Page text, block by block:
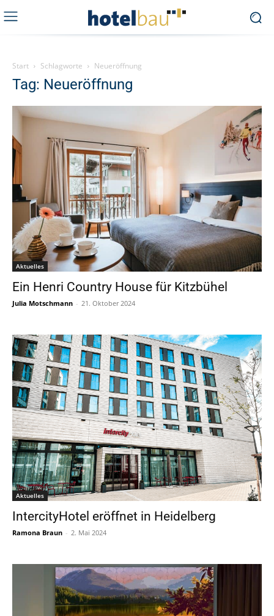
Start Schlagworte Neueröffnung
Tag: Neueröffnung
Aktuelles
Ein Henri Country House für Kitzbühel
Julia Motschmann - 21. Oktober 2024
Aktuelles
IntercityHotel eröffnet in Heidelberg
Ramona Braun - 2. Mai 2024